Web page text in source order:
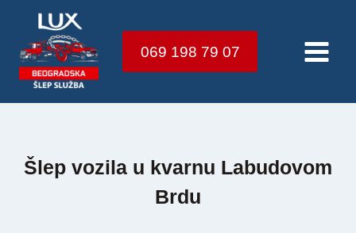
content
069 198 79 07
Šlep vozila u kvarnu Labudovom
Brdu